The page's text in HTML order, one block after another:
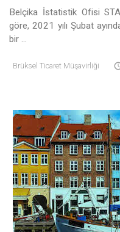
Belçika İstatistik Ofisi
göre, 2021 yılı Şubat
bir ...
Brüksel Ticaret Müşavirliği